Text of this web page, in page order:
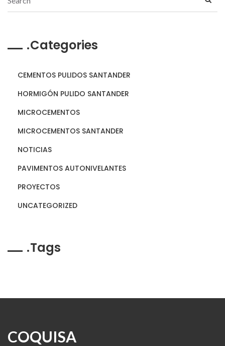
Categories
CEMENTOS PULIDOS SANTANDER
HORMIGÓN PULIDO SANTANDER
MICROCEMENTOS
MICROCEMENTOS SANTANDER
NOTICIAS
PAVIMENTOS AUTONIVELANTES
PROYECTOS
UNCATEGORIZED
Tags
COQUISA